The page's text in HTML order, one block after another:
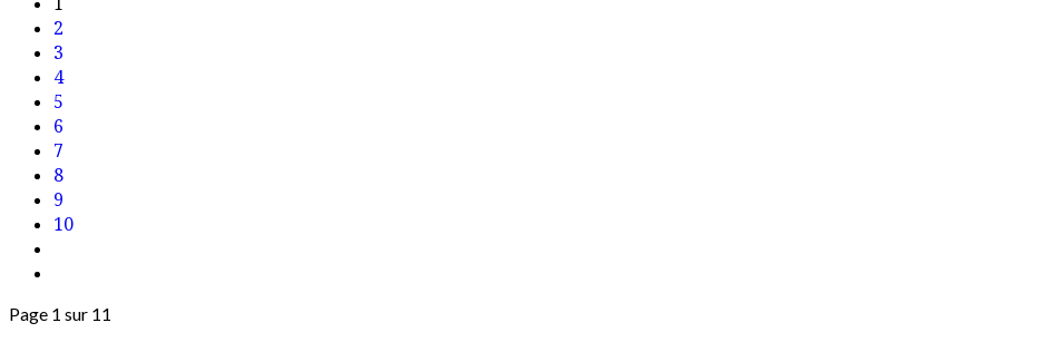
2
3
4
5
6
7
8
9
10
Page 1 sur 11